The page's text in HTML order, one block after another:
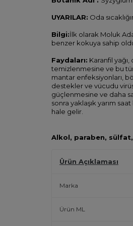
UYARILAR: Oda
Bilgi:İlk olarak Moluk
benzer kokuya sahip
Faydaları: Karanfil
temizlenmesine ve bu
mantar enfeksiyonları,
destekler ve vücudu
güçlenmesine ve daha
sonra yaklaşık yarım
hale gelir.
Alkol, paraben,
Ürün Açıklaması
Marka
Ürün ML